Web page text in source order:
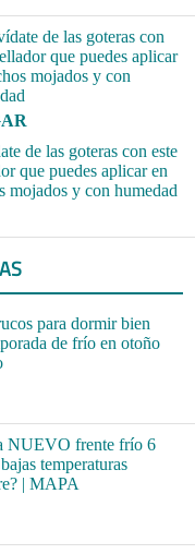
de las goteras con este
que puedes aplicar en
mojados y con humedad
para dormir bien
de frío en otoño
NUEVO frente frío 6
temperaturas
| MAPA